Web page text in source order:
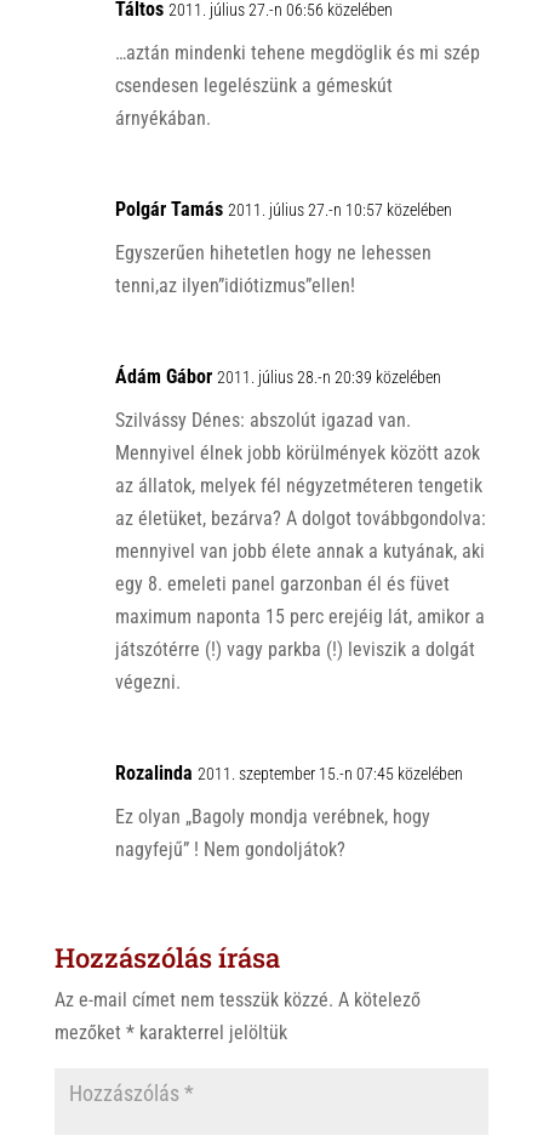
Táltos 2011. július 27.-n 06:56 közelében
…aztán mindenki tehene megdöglik és mi szép
csendesen legelészünk a gémeskút
árnyékában.
Polgár Tamás 2011. július 27.-n 10:57 közelében
Egyszerűen hihetetlen hogy ne lehessen
tenni,az ilyen”idiótizmus”ellen!
Ádám Gábor 2011. július 28.-n 20:39 közelében
Szilvássy Dénes: abszolút igazad van.
Mennyivel élnek jobb körülmények között azok
az állatok, melyek fél négyzetméteren tengetik
az életüket, bezárva? A dolgot továbbgondolva:
mennyivel van jobb élete annak a kutyának, aki
egy 8. emeleti panel garzonban él és füvet
maximum naponta 15 perc erejéig lát, amikor a
játszótérre (!) vagy parkba (!) leviszik a dolgát
végezni.
Rozalinda 2011. szeptember 15.-n 07:45 közelében
Ez olyan „Bagoly mondja verébnek, hogy
nagyfejű” ! Nem gondoljátok?
Hozzászólás írása
Az e-mail címet nem tesszük közzé. A kötelező
mezőket *karakterrel jelöltük